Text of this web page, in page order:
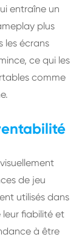
entraîne un
plus
les écrans
ce qui les
comme
de jeu
utilisés dans
leur fiabilité et
à être